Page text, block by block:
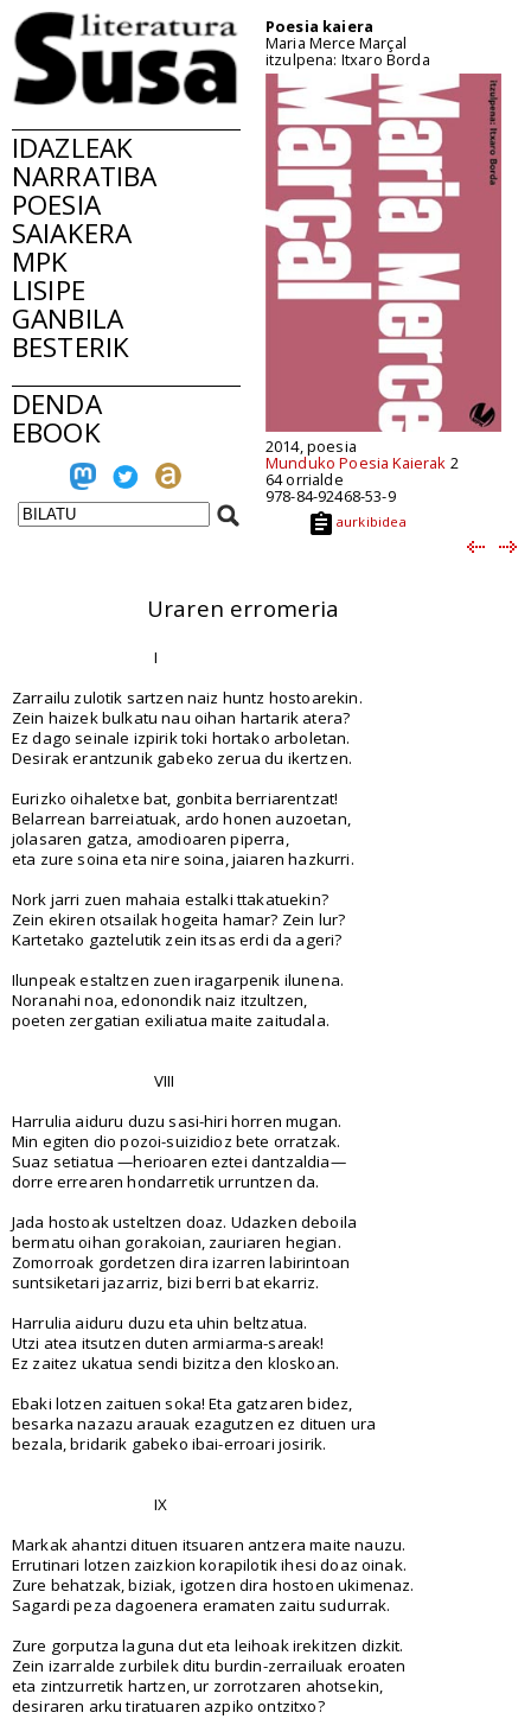
IDAZLEAK
NARRATIBA
POESIA
SAIAKERA
MPK
LISIPE
GANBILA
BESTERIK
DENDA
EBOOK
Poesia kaiera
Maria Merce Marçal
itzulpena: Itxaro Borda
2014, poesia
Munduko Poesia Kaierak 2
64 orrialde
978-84-92468-53-9
aurkibidea
Uraren erromeria
I
Zarrailu zulotik sartzen naiz huntz hostoarekin.
Zein haizek bulkatu nau oihan hartarik atera?
Ez dago seinale izpirik toki hortako arboletan.
Desirak erantzunik gabeko zerua du ikertzen.
Eurizko oihaletxe bat, gonbita berriarentzat!
Belarrean barreiatuak, ardo honen auzoetan,
jolasaren gatza, amodioaren piperra,
eta zure soina eta nire soina, jaiaren hazkurri.
Nork jarri zuen mahaia estalki ttakatuekin?
Zein ekiren otsailak hogeita hamar? Zein lur?
Kartetako gaztelutik zein itsas erdi da ageri?
Ilunpeak estaltzen zuen iragarpenik ilunena.
Noranahi noa, edonondik naiz itzultzen,
poeten zergatian exiliatua maite zaitudala.
VIII
Harrulia aiduru duzu sasi-hiri horren mugan.
Min egiten dio pozoi-suizidioz bete orratzak.
Suaz setiatua —herioaren eztei dantzaldia—
dorre errearen hondarretik urruntzen da.
Jada hostoak usteltzen doaz. Udazken deboila
bermatu oihan gorakoian, zauriaren hegian.
Zomorroak gordetzen dira izarren labirintoan
suntsiketari jazarriz, bizi berri bat ekarriz.
Harrulia aiduru duzu eta uhin beltzatua.
Utzi atea itsutzen duten armiarma-sareak!
Ez zaitez ukatua sendi bizitza den kloskoan.
Ebaki lotzen zaituen soka! Eta gatzaren bidez,
besarka nazazu arauak ezagutzen ez dituen ura
bezala, bridarik gabeko ibai-erroari josirik.
IX
Markak ahantzi dituen itsuaren antzera maite nauzu.
Errutinari lotzen zaizkion korapilotik ihesi doaz oinak.
Zure behatzak, biziak, igotzen dira hostoen ukimenaz.
Sagardi peza dagoenera eramaten zaitu sudurrak.
Zure gorputza laguna dut eta leihoak irekitzen dizkit.
Zein izarralde zurbilek ditu burdin-zerrailuak eroaten
eta zintzurretik hartzen, ur zorrotzaren ahotsekin,
desiraren arku tiratuaren azpiko ontzitxo?